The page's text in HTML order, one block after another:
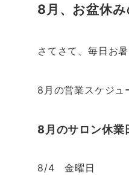
8月、お盆休
さてさて、毎日お
8月の営業スケジュ
8月のサロン休業
8/4 金曜日